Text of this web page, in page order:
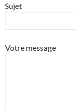
Sujet
Votre message